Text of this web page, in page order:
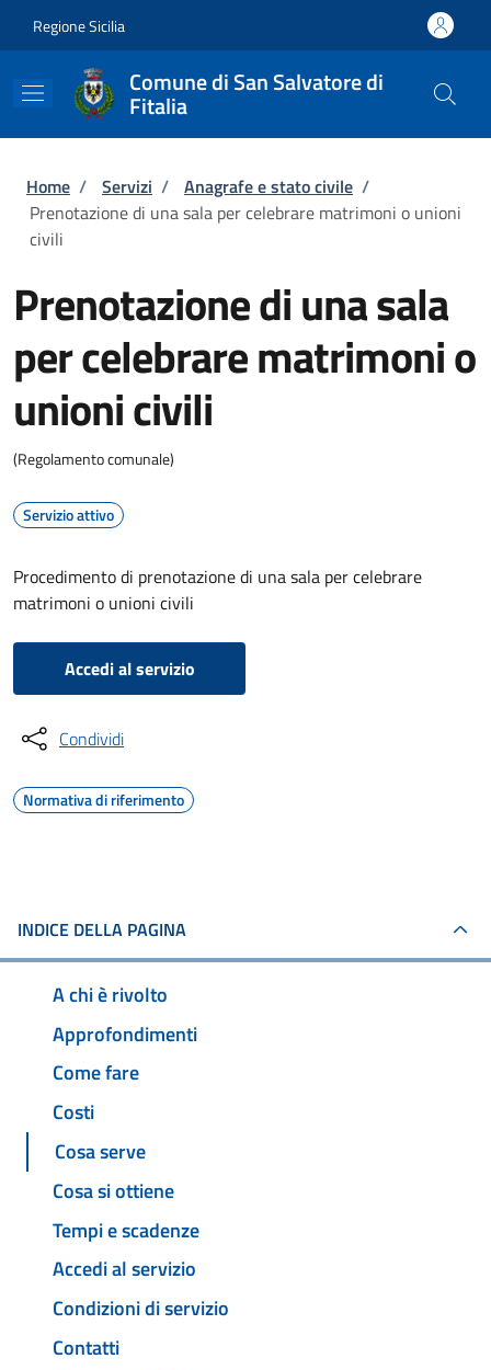
Regione Sicilia
Comune di San Salvatore di
Fitalia
Briciole di pane
Home / Servizi / Anagrafe e stato civile /
Prenotazione di una sala per celebrare matrimoni o unioni
civili
Prenotazione di una sala
per celebrare matrimoni o
unioni civili
(Regolamento comunale)
Servizio attivo
Procedimento di prenotazione di una sala per celebrare
matrimoni o unioni civili
Accedi al servizio
Condividi
Normativa di riferimento
INDICE DELLA PAGINA
A chi è rivolto
Approfondimenti
Come fare
Costi
Cosa serve
Cosa si ottiene
Tempi e scadenze
Accedi al servizio
Condizioni di servizio
Contatti